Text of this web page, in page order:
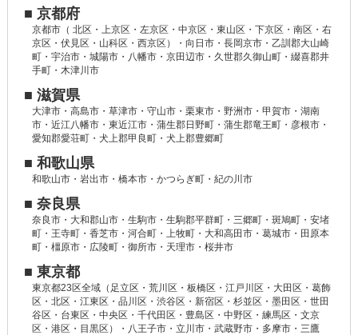
■ 京都府
京都市（ 北区・上京区・左京区・中京区・東山区・下京区・南区・右
京区・伏見区・山科区・西京区）・向日市・長岡京市・乙訓郡大山崎
町・宇治市・城陽市・八幡市・京田辺市・久世郡久御山町・綴喜郡井
手町・木津川市
■ 滋賀県
大津市・高島市・草津市・守山市・栗東市・野洲市・甲賀市・湖南
市・近江八幡市・東近江市・蒲生郡日野町・蒲生郡竜王町・彦根市・
愛知郡愛荘町・犬上郡甲良町・犬上郡豊郷町
■ 和歌山県
和歌山市・岩出市・橋本市・かつらぎ町・紀の川市
■ 奈良県
奈良市・大和郡山市・生駒市・生駒郡平群町・三郷町・斑鳩町・安堵
町・王寺町・香芝市・河合町・上牧町・大和高田市・葛城市・田原本
町・橿原市・広陵町・御所市・天理市・桜井市
■ 東京都
東京都23区全域（足立区・荒川区・板橋区・江戸川区・大田区・葛飾
区・北区・江東区・品川区・渋谷区・新宿区・杉並区・墨田区・世田
谷区・台東区・中央区・千代田区・豊島区・中野区・練馬区・文京
区・港区・目黒区）・八王子市・立川市・武蔵野市・多摩市・三鷹